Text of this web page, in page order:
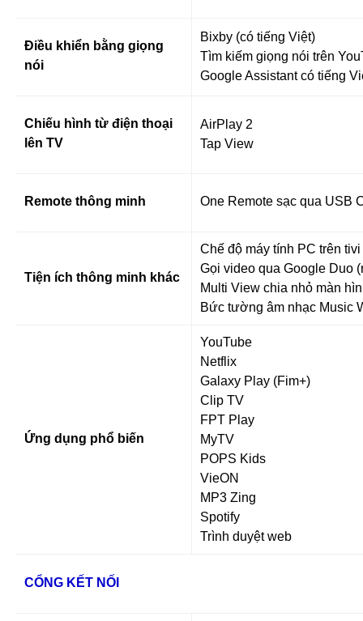
Điều khiển bằng giọng
nói
Bixby (có tiếng Việt)
Tìm kiếm giọng nói trên
Google Assistant có tiếng
Chiếu hình từ điện thoại
lên TV
AirPlay 2
Tap View
Remote thông minh One Remote sạc qua USB
Tiện ích thông minh khác
Chế độ máy tính PC trên tivi
Gọi video qua Google Duo
Multi View chia nhỏ màn
Bức tường âm nhạc Music
Ứng dụng phổ biến
YouTube
Netflix
Galaxy Play (Fim+)
Clip TV
FPT Play
MyTV
POPS Kids
VieON
MP3 Zing
Spotify
Trình duyệt web
CỔNG KẾT NỐI